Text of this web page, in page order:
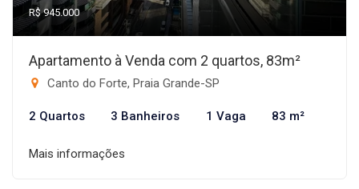
R$ 945.000
Apartamento à Venda com 2 quartos, 83m²
Canto do Forte, Praia Grande-SP
2 Quartos 3 Banheiros 1 Vaga 83 m²
Mais informações